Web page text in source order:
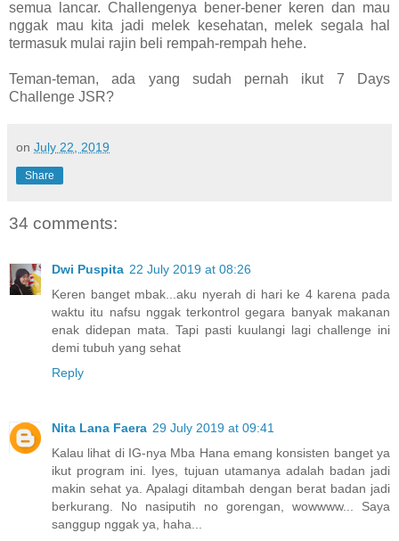
semua lancar. Challengenya bener-bener keren dan mau
nggak mau kita jadi melek kesehatan, melek segala hal
termasuk mulai rajin beli rempah-rempah hehe.
Teman-teman, ada yang sudah pernah ikut 7 Days
Challenge JSR?
on July 22, 2019
Share
34 comments:
Dwi Puspita 22 July 2019 at 08:26
Keren banget mbak...aku nyerah di hari ke 4 karena pada
waktu itu nafsu nggak terkontrol gegara banyak makanan
enak didepan mata. Tapi pasti kuulangi lagi challenge ini
demi tubuh yang sehat
Reply
Nita Lana Faera 29 July 2019 at 09:41
Kalau lihat di IG-nya Mba Hana emang konsisten banget ya
ikut program ini. Iyes, tujuan utamanya adalah badan jadi
makin sehat ya. Apalagi ditambah dengan berat badan jadi
berkurang. No nasiputih no gorengan, wowwww... Saya
sanggup nggak ya, haha...